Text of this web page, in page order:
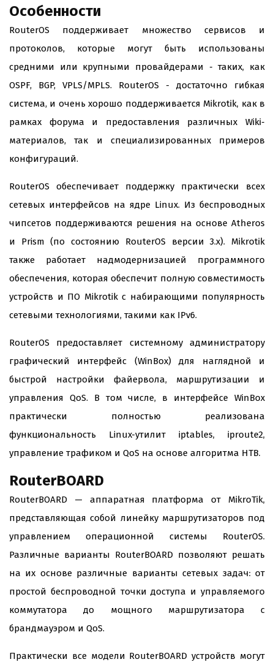
Особенности
RouterOS поддерживает множество сервисов и
протоколов, которые могут быть использованы
средними или крупными провайдерами - таких, как
OSPF, BGP, VPLS/MPLS. RouterOS - достаточно гибкая
система, и очень хорошо поддерживается Mikrotik, как в
рамках форума и предоставления различных Wiki-
материалов, так и специализированных примеров
конфигураций.
RouterOS обеспечивает поддержку практически всех
сетевых интерфейсов на ядре Linux. Из беспроводных
чипсетов поддерживаются решения на основе Atheros
и Prism (по состоянию RouterOS версии 3.x). Mikrotik
также работает надмодернизацией программного
обеспечения, которая обеспечит полную совместимость
устройств и ПО Mikrotik с набирающими популярность
сетевыми технологиями, такими как IPv6.
RouterOS предоставляет системному администратору
графический интерфейс (WinBox) для наглядной и
быстрой настройки файервола, маршрутизации и
управления QoS. В том числе, в интерфейсе WinBox
практически полностью реализована
функциональность Linux-утилит iptables, iproute2,
управление трафиком и QoS на основе алгоритма HTB.
RouterBOARD
RouterBOARD — аппаратная платформа от MikroTik,
представляющая собой линейку маршрутизаторов под
управлением операционной системы RouterOS.
Различные варианты RouterBOARD позволяют решать
на их основе различные варианты сетевых задач: от
простой беспроводной точки доступа и управляемого
коммутатора до мощного маршрутизатора с
брандмауэром и QoS.
Практически все модели RouterBOARD устройств могут